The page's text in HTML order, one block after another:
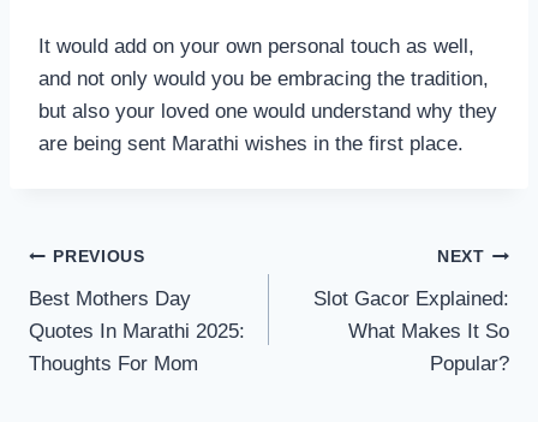
It would add on your own personal touch as well,
and not only would you be embracing the tradition,
but also your loved one would understand why they
are being sent Marathi wishes in the first place.
Post
navigation
PREVIOUS
Best Mothers Day
Quotes In Marathi 2025:
Thoughts For Mom
NEXT
Slot Gacor Explained:
What Makes It So
Popular?